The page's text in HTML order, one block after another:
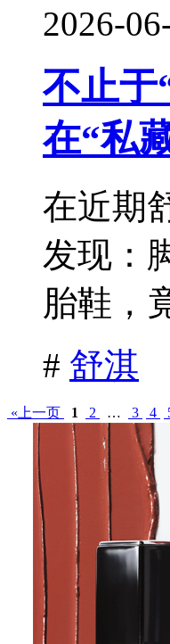
2026-
不止于
在“私
在近期
发现：
胎鞋，
# 舒淇
«上一页 1 2 … 3 4